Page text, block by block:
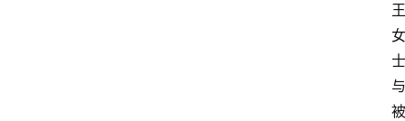
王
女
士
与
被